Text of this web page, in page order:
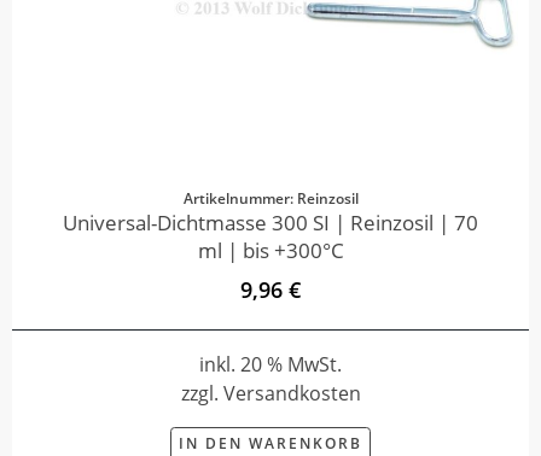
Artikelnummer: Reinzosil
Universal-Dichtmasse 300 SI | Reinzosil | 70
ml | bis +300°C
9,96 €
inkl. 20 % MwSt.
zzgl. Versandkosten
IN DEN WARENKORB